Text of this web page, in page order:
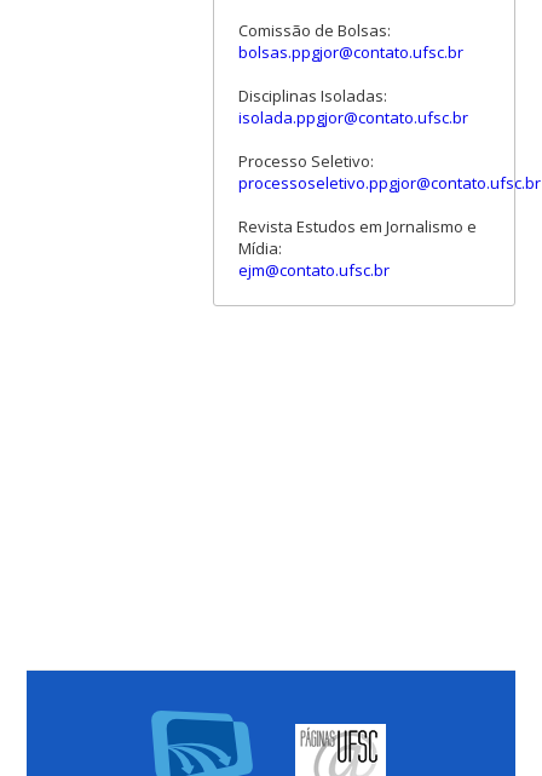
Comissão de Bolsas:
bolsas.ppgjor@contato.ufsc.br
Disciplinas Isoladas:
isolada.ppgjor@contato.ufsc.br
Processo Seletivo:
processoseletivo.ppgjor@contato.ufsc.br
Revista Estudos em Jornalismo e
Mídia:
ejm@contato.ufsc.br